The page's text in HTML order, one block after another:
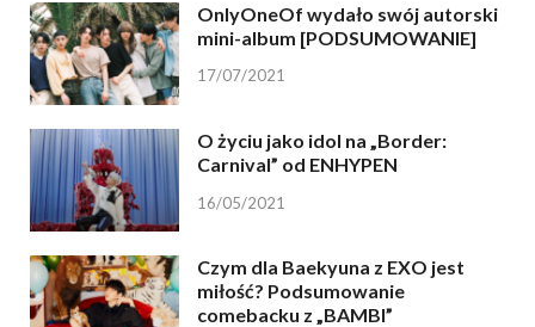
OnlyOneOf wydało swój autorski
mini-album [PODSUMOWANIE]
17/07/2021
O życiu jako idol na „Border:
Carnival” od ENHYPEN
16/05/2021
Czym dla Baekyuna z EXO jest
miłość? Podsumowanie
comebacku z „BAMBI”